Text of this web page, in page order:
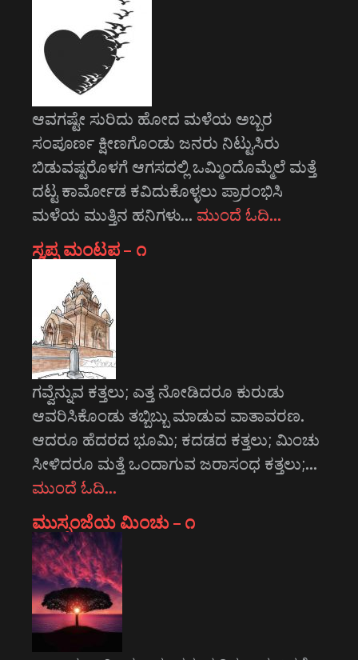
ಆವಗಷ್ಟೇ ಸುರಿದು ಹೋದ ಮಳೆಯ ಅಬ್ಬರ
ಸಂಪೂರ್ಣ ಕ್ಷೀಣಗೊಂಡು ಜನರು ನಿಟ್ಟುಸಿರು
ಬಿಡುವಷ್ಟರೊಳಗೆ ಆಗಸದಲ್ಲಿ ಒಮ್ಮಿಂದೊಮ್ಮೆಲೆ ಮತ್ತೆ
ದಟ್ಟ ಕಾರ್ಮೋಡ ಕವಿದುಕೊಳ್ಳಲು ಪ್ರಾರಂಭಿಸಿ
ಮಳೆಯ ಮುತ್ತಿನ ಹನಿಗಳು… ಮುಂದೆ ಓದಿ…
ಸ್ವಪ್ನ ಮಂಟಪ – ೧
ಗವ್ವೆನ್ನುವ ಕತ್ತಲು; ಎತ್ತ ನೋಡಿದರೂ ಕುರುಡು
ಆವರಿಸಿಕೊಂಡು ತಬ್ಬಿಬ್ಬು ಮಾಡುವ ವಾತಾವರಣ.
ಆದರೂ ಹೆದರದ ಭೂಮಿ; ಕದಡದ ಕತ್ತಲು; ಮಿಂಚು
ಸೀಳಿದರೂ ಮತ್ತೆ ಒಂದಾಗುವ ಜರಾಸಂಧ ಕತ್ತಲು;…
ಮುಂದೆ ಓದಿ…
ಮುಸ್ಸಂಜೆಯ ಮಿಂಚು – ೧